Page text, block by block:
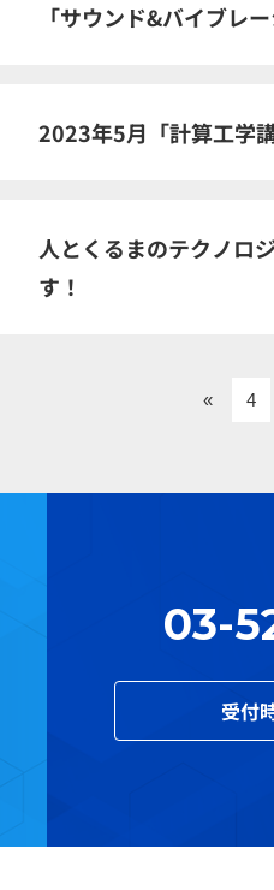
「サウンド&バイブレ
2023年5月「計算工学
人とくるまのテクノロ
す！
« 4
03-
受付